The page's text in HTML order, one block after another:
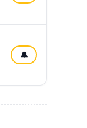
🔔